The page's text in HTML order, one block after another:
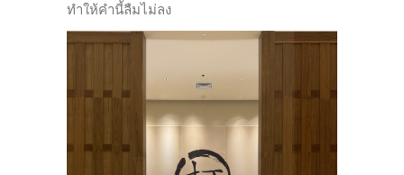
ทำให้คำนี้ลืมไม่ลง